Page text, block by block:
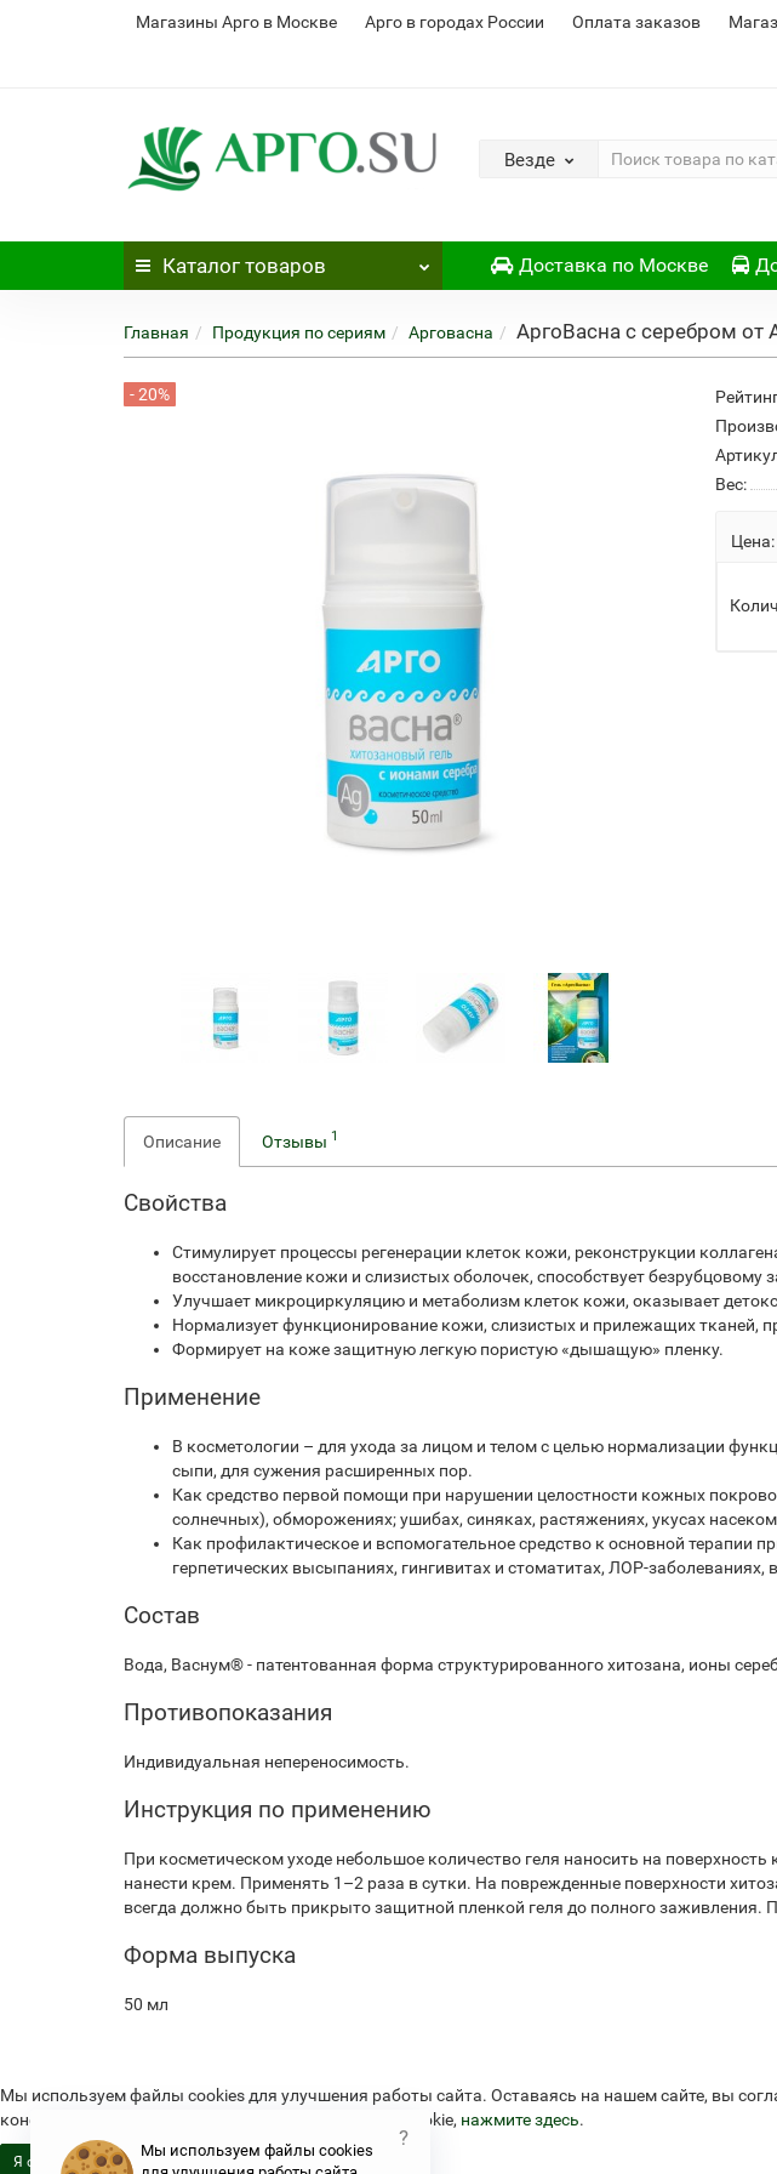
Магазины Арго в Москве Арго в городах России Оплата заказов
Везде
Каталог товаров Доставка по Москве
Главная Продукция по сериям Арговасна АргоВасна с серебром от
- 20%
Вес:
Цена:
Описание Отзывы 1
Свойства
Стимулирует процессы регенерации клеток кожи, реконструкции
восстановление кожи и слизистых оболочек, способствует безрубцовому
Улучшает микроциркуляцию и метаболизм клеток кожи, оказывает
Нормализует функционирование кожи, слизистых и прилежащих тканей,
Формирует на коже защитную легкую пористую «дышащую» пленку.
Применение
В косметологии – для ухода за лицом и телом с целью нормализации
сыпи, для сужения расширенных пор.
Как средство первой помощи при нарушении целостности кожных
солнечных), обморожениях; ушибах, синяках, растяжениях, укусах
Как профилактическое и вспомогательное средство к основной терапии
герпетических высыпаниях, гингивитах и стоматитах, ЛОР-
Состав
Вода, Васнум® - патентованная форма структурированного хитозана, ионы
Противопоказания
Индивидуальная непереносимость.
Инструкция по применению
При косметическом уходе небольшое количество геля наносить на
нанести крем. Применять 1–2 раза в сутки. На поврежденные поверхности
всегда должно быть прикрыто защитной пленкой геля до полного заживления.
Форма выпуска
50 мл
Мы используем файлы cookies для улучшения работы сайта. Оставаясь на нашем сайте, вы
конфиденциальности и об использовании файлов cookie, нажмите здесь.
Я согласен
Мы используем файлы cookies
?